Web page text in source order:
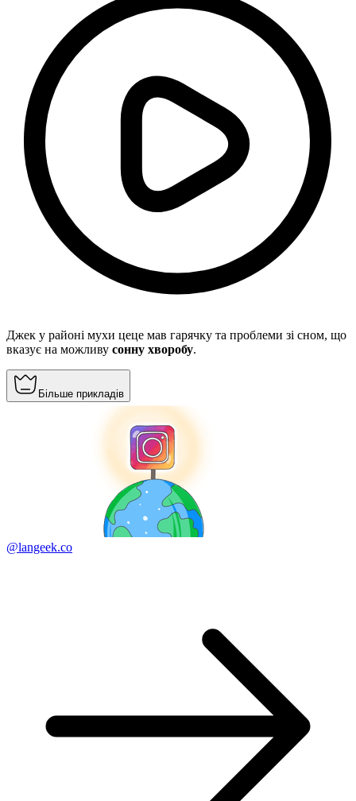
Джек у районі мухи цеце мав гарячку та проблеми зі сном, що
вказує на можливу сонну хворобу.
Більше прикладів
@langeek.co